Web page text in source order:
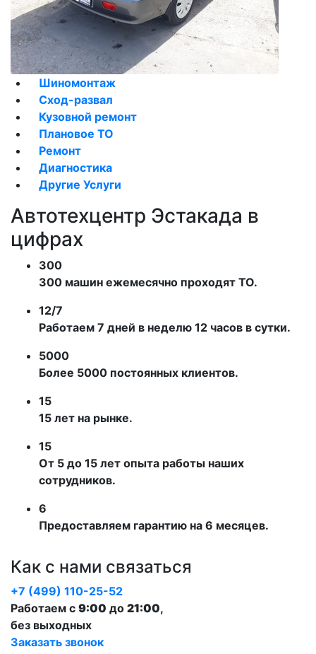
Шиномонтаж
Сход-развал
Кузовной ремонт
Плановое ТО
Ремонт
Диагностика
Другие Услуги
Автотехцентр Эстакада в
цифрах
300
300 машин ежемесячно проходят ТО.
12/7
Работаем 7 дней в неделю 12 часов в сутки.
5000
Более 5000 постоянных клиентов.
15
15 лет на рынке.
15
От 5 до 15 лет опыта работы наших
сотрудников.
6
Предоставляем гарантию на 6 месяцев.
Как с нами связаться
+7 (499) 110-25-52
Работаем с 9:00 до 21:00,
без выходных
Заказать звонок